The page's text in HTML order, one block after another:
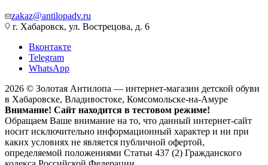
zakaz@antilopadv.ru
г. Хабаровск, ул. Вострецова, д. 6
Вконтакте
Telegram
WhatsApp
2026 © Золотая Антилопа — интернет-магазин детской обуви
в Хабаровске, Владивостоке, Комсомольске-на-Амуре
Внимание! Сайт находится в тестовом режиме!
Обращаем Ваше внимание на то, что данный интернет-сайт
носит исключительно информационный характер и ни при
каких условиях не является публичной офертой,
определяемой положениями Статьи 437 (2) Гражданского